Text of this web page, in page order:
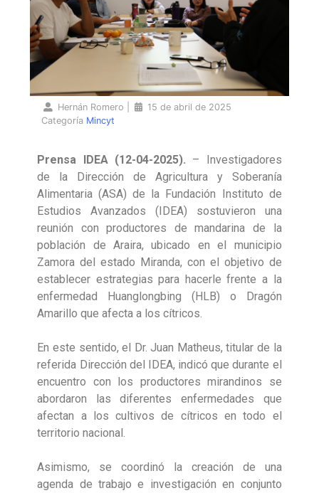
Hernán Romero
15 de abril de 2025
Categoría Mincyt
Prensa IDEA (12-04-2025). – Investigadores
de la Dirección de Agricultura y Soberanía
Alimentaria (ASA) de la Fundación Instituto de
Estudios Avanzados (IDEA) sostuvieron una
reunión con productores de mandarina de la
población de Araira, ubicado en el municipio
Zamora del estado Miranda, con el objetivo de
establecer estrategias para hacerle frente a la
enfermedad Huanglongbing (HLB) o Dragón
Amarillo que afecta a los cítricos.
En este sentido, el Dr. Juan Matheus, titular de la
referida Dirección del IDEA, indicó que durante el
encuentro con los productores mirandinos se
abordaron las diferentes enfermedades que
afectan a los cultivos de cítricos en todo el
territorio nacional.
Asimismo, se coordinó la creación de una
agenda de trabajo e investigación en conjunto